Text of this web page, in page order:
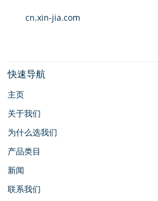
cn.xin-jia.com
快速导航
主页
关于我们
为什么选我们
产品类目
新闻
联系我们